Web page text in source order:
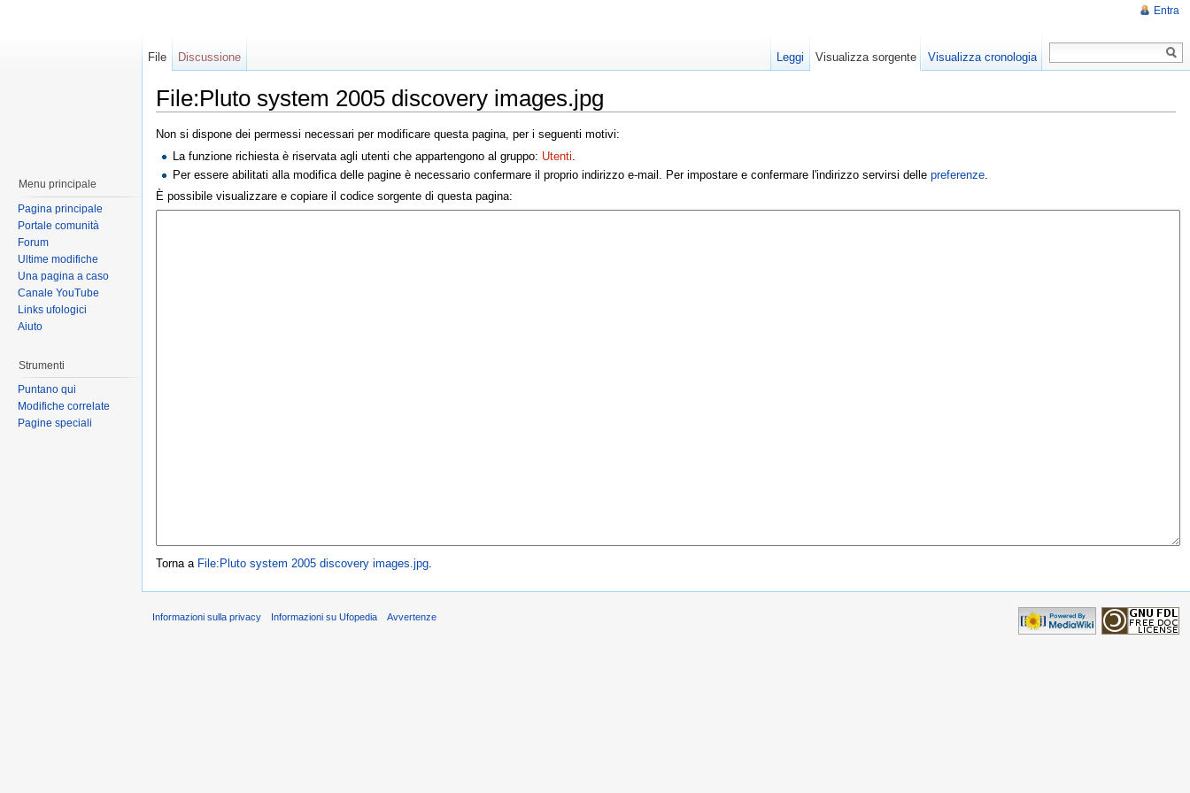
File:Pluto system 2005 discovery images.jpg
Non si dispone dei permessi necessari per modificare questa pagina, per i seguenti motivi:
La funzione richiesta è riservata agli utenti che appartengono al gruppo: Utenti.
Per essere abilitati alla modifica delle pagine è necessario confermare il proprio indirizzo e-mail. Per impostare e confermare l'indirizzo servirsi dellepreferenze
È possibile visualizzare e copiare il codice sorgente di questa pagina:
Torna a File:Pluto system 2005 discovery images.jpg
Entra
File Discussione Leggi Visualizza sorgente Visualizza cronologia
Menu principale
Pagina principale
Portale comunità
Forum
Ultime modifiche
Una pagina a caso
Canale YouTube
Links ufologici
Aiuto
Strumenti
Puntano qui
Modifiche correlate
Pagine speciali
Informazioni sulla privacy Informazioni su Ufopedia Avvertenze